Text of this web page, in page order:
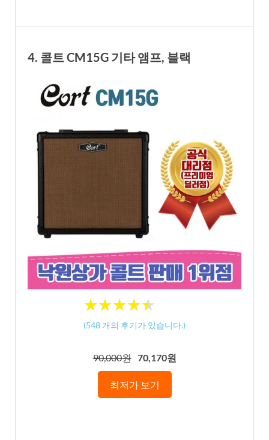
4. 콜트 CM15G 기타 앰프, 블랙
★★★★★
★★★★★
(548 개의 후기가 있습니다.)
90,000원 70,170원
최저가 보기